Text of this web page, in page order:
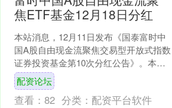
焦ETF基金12月18日分红
本站消息，12月11日发布《国泰富时中
国A股自由现金流聚焦交易型开放式指数
证券投资基金第10次分红公告》。本次
分红为2025年度第十次分红。。公告显
示，本次分红....
配资论坛
查看： 82 分类： 配资平台软件